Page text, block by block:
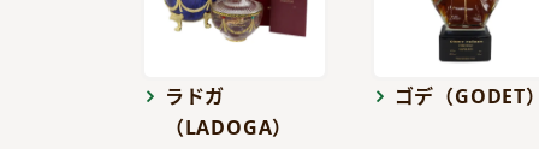
ラドガ
（LADOGA）
ゴデ（GODET